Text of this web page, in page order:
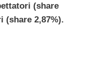
(share
(share 2,87%).